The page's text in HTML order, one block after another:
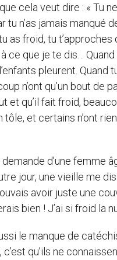
cela veut dire : « Tu
tu n’as jamais manqué
as froid, tu t’approches
ce que je te dis…
pleurent. Quand
n’ont qu’un bout de
et qu’il fait froid,
tôle, et certains n’ont
d’une femme
jour, une vieille me
avoir juste une
bien ! J’ai si froid la
le manque de
qu’ils ne